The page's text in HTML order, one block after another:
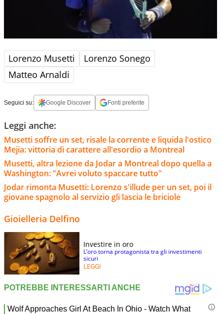
Lorenzo Musetti
Lorenzo Sonego
Matteo Arnaldi
Seguici su: Google Discover Fonti preferite
Leggi anche:
Musetti soffre un set, risale la corrente e liquida l'ostico
Mejia: vittoria di carattere all'esordio a Montreal
Musetti, altra lezione da Jodar a Montreal dopo quella a
Washington: "Avrei voluto spaccare tutto"
Jodar rimonta Musetti: Lorenzo s'illude per un set, poi il
giovane spagnolo al servizio gli lascia le briciole
Gioielleria Delfino
Investire in oro
L’oro torna protagonista tra gli investimenti
sicuri
LEGGI